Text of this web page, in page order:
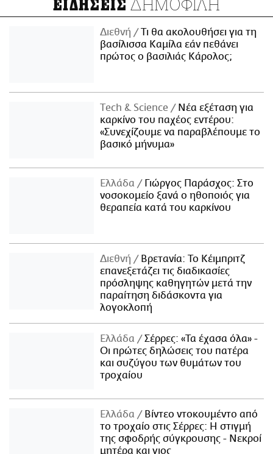
ΕΙΔΗΣΕΙΣ
Διεθνή
Τι θα ακολουθήσει για τη
βασίλισσα Καμίλα εάν πεθάνει
πρώτος ο βασιλιάς Κάρολος;
Τech & Science
Νέα εξέταση για
καρκίνο του παχέος εντέρου:
«Συνεχίζουμε να παραβλέπουμε το
βασικό μήνυμα»
Ελλάδα
Γιώργος Παράσχος: Στο
νοσοκομείο ξανά ο ηθοποιός για
θεραπεία κατά του καρκίνου
Διεθνή
Βρετανία: Το Κέιμπριτζ
επανεξετάζει τις διαδικασίες
πρόσληψης καθηγητών μετά την
παραίτηση διδάσκοντα για
λογοκλοπή
Ελλάδα
Σέρρες: «Τα έχασα όλα» -
Οι πρώτες δηλώσεις του πατέρα
και συζύγου των θυμάτων του
τροχαίου
Ελλάδα
Βίντεο ντοκουμέντο από
το τροχαίο στις Σέρρες: Η στιγμή
της σφοδρής σύγκρουσης - Νεκροί
μητέρα και γιος